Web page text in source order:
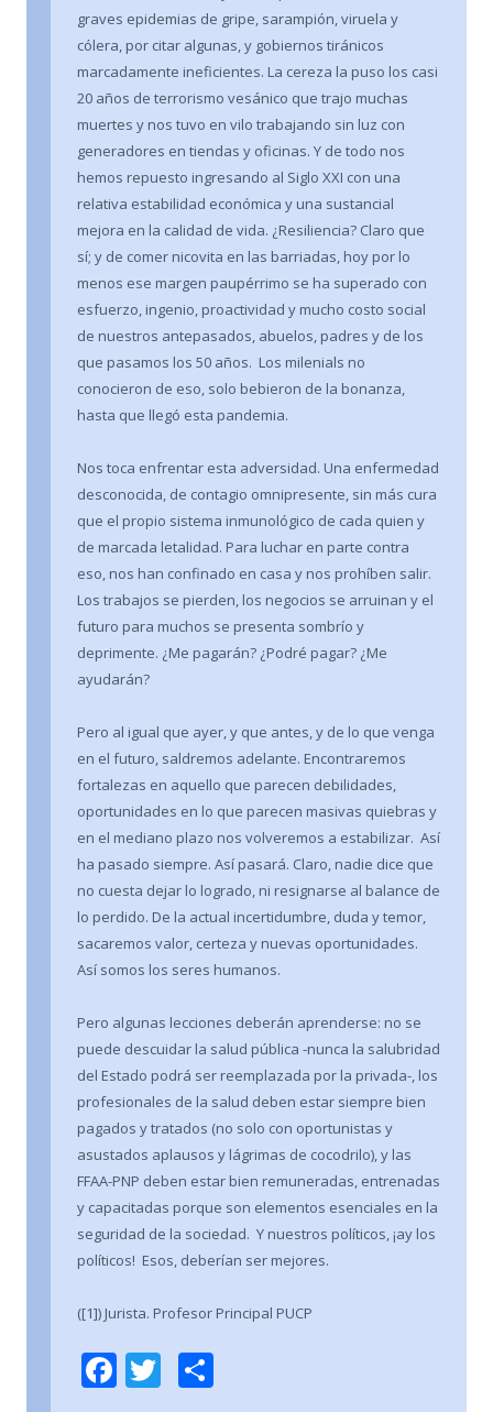
graves epidemias de gripe, sarampión, viruela y
cólera, por citar algunas, y gobiernos tiránicos
marcadamente ineficientes. La cereza la puso los casi
20 años de terrorismo vesánico que trajo muchas
muertes y nos tuvo en vilo trabajando sin luz con
generadores en tiendas y oficinas. Y de todo nos
hemos repuesto ingresando al Siglo XXI con una
relativa estabilidad económica y una sustancial
mejora en la calidad de vida. ¿Resiliencia? Claro que
sí; y de comer nicovita en las barriadas, hoy por lo
menos ese margen paupérrimo se ha superado con
esfuerzo, ingenio, proactividad y mucho costo social
de nuestros antepasados, abuelos, padres y de los
que pasamos los 50 años. Los milenials no
conocieron de eso, solo bebieron de la bonanza,
hasta que llegó esta pandemia.
Nos toca enfrentar esta adversidad. Una enfermedad
desconocida, de contagio omnipresente, sin más cura
que el propio sistema inmunológico de cada quien y
de marcada letalidad. Para luchar en parte contra
eso, nos han confinado en casa y nos prohíben salir.
Los trabajos se pierden, los negocios se arruinan y el
futuro para muchos se presenta sombrío y
deprimente. ¿Me pagarán? ¿Podré pagar? ¿Me
ayudarán?
Pero al igual que ayer, y que antes, y de lo que venga
en el futuro, saldremos adelante. Encontraremos
fortalezas en aquello que parecen debilidades,
oportunidades en lo que parecen masivas quiebras y
en el mediano plazo nos volveremos a estabilizar. Así
ha pasado siempre. Así pasará. Claro, nadie dice que
no cuesta dejar lo logrado, ni resignarse al balance de
lo perdido. De la actual incertidumbre, duda y temor,
sacaremos valor, certeza y nuevas oportunidades.
Así somos los seres humanos.
Pero algunas lecciones deberán aprenderse: no se
puede descuidar la salud pública -nunca la salubridad
del Estado podrá ser reemplazada por la privada-, los
profesionales de la salud deben estar siempre bien
pagados y tratados (no solo con oportunistas y
asustados aplausos y lágrimas de cocodrilo), y las
FFAA-PNP deben estar bien remuneradas, entrenadas
y capacitadas porque son elementos esenciales en la
seguridad de la sociedad. Y nuestros políticos, ¡ay los
políticos! Esos, deberían ser mejores.
([1]) Jurista. Profesor Principal PUCP
F T